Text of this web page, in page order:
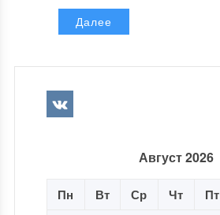
Далее
Август 2026
Пн Вт Ср Чт Пт